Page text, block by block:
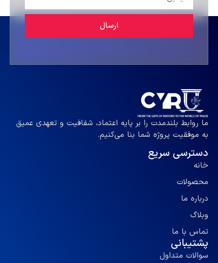
ارسال
ما روابط بلندمدت را بر پایه اعتماد، شفافیت و تعهدی عمیق
به موفقیت پروژه شما بنا می‌کنیم.
دسترسی سریع
خانه
محصولات
درباره ما
وبلاگ
تماس با ما
پشتیبانی
سوالات متداول